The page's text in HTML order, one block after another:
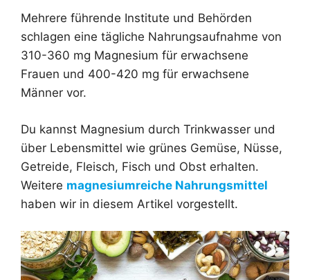
Mehrere führende Institute und Behörden
schlagen eine tägliche Nahrungsaufnahme von
310-360 mg Magnesium für erwachsene
Frauen und 400-420 mg für erwachsene
Männer vor.
Du kannst Magnesium durch Trinkwasser und
über Lebensmittel wie grünes Gemüse, Nüsse,
Getreide, Fleisch, Fisch und Obst erhalten.
Weitere magnesiumreiche Nahrungsmittel
haben wir in diesem Artikel vorgestellt.